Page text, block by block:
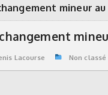
DE LA LIGUE
mineur
Lacourse Non classé